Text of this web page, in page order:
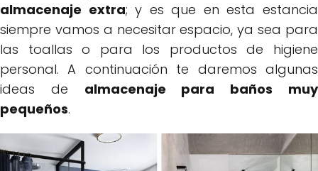
almacenaje extra; y es que en esta estancia
siempre vamos a necesitar espacio, ya sea para
las toallas o para los productos de higiene
personal. A continuación te daremos algunas
ideas de almacenaje para baños muy
pequeños.